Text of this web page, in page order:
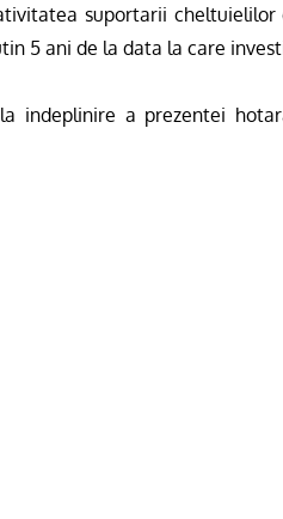
suportarii
5 ani de la data la care
indeplinire a prezentei